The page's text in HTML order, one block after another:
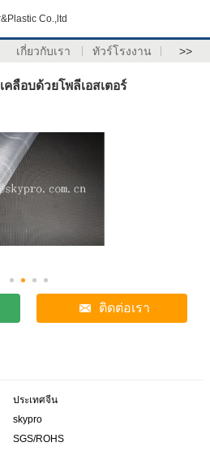
Co.,ltd
เกี่ยวกับเรา ทัวร์โรงงาน >>
ลือบด้วยโพลีเอสเตอร์
ติดต่อเรา
ประเทศจีน
skypro
SGS/ROHS